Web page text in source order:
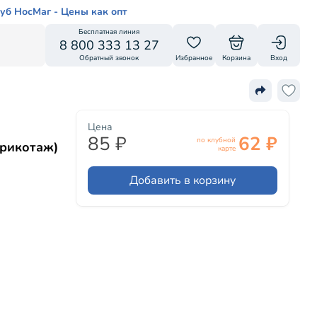
НосМаг - Цены как опт
Бесплатная линия
8 800 333 13 27
Обратный звонок Избранное Корзина Вход
Цена
85 ₽
по клубной
карте 62 ₽
Добавить в корзину